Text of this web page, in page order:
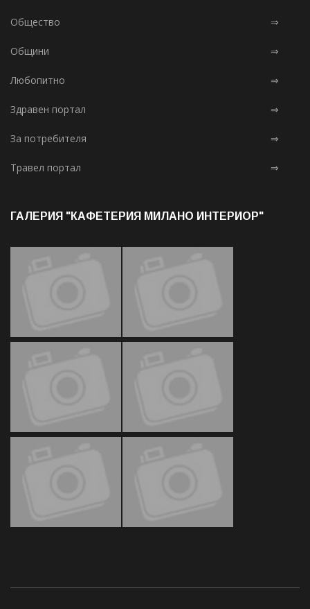
Общество ⇒
Общини ⇒
Любопитно ⇒
Здравен портал ⇒
За потребителя ⇒
Травел портал ⇒
ГАЛЕРИЯ "КАФЕТЕРИЯ МИЛАНО ИНТЕРИОР"